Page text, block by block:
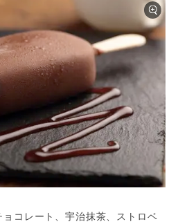
コレート、宇治抹茶、ストロベ